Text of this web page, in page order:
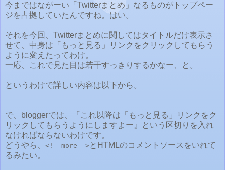
今まではながーい「Twitterまとめ」なるものがトップペー
ジを占拠していたんですね。はい。
それを今回、Twitterまとめに関してはタイトルだけ表示さ
せて、中身は「もっと見る」リンクをクリックしてもらう
ように変えたってわけ。
一応、これで見た目は若干すっきりするかなー、と。
というわけで詳しい内容は以下から。
で、bloggerでは、『これ以降は「もっと見る」リンクをク
リックしてもらうようにしますよー』という区切りを入れ
なければならないわけです。
どうやら、 <!--more--> とHTMLのコメントソースをいれて
るみたい。